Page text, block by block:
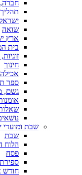
תהליך
ישראל
שואה
ארץ
בית
חינוך
ספר
גשם,
שבת ומועדי
שבת
הלוח
פסח
חודש